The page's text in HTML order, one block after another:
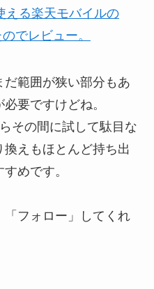
える楽天モバイルの
でレビュー。
範囲が狭い部分もあ
要ですけどね。
その間に試して駄目な
えもほとんど持ち出
めです。
「フォロー」してくれ